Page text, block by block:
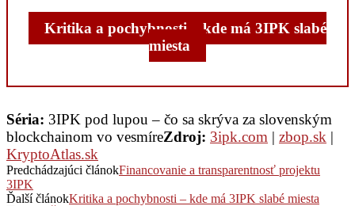
Kritika a pochybnosti – kde má 3IPK slabé
miesta
Séria: 3IPK pod lupou – čo sa skrýva za slovenským
blockchainom vo vesmíreZdroj: 3ipk.com | zbop.sk |
KryptoAtlas.sk
Predchádzajúci článokFinancovanie a transparentnosť projektu
3IPK
Ďalší článokKritika a pochybnosti – kde má 3IPK slabé miesta